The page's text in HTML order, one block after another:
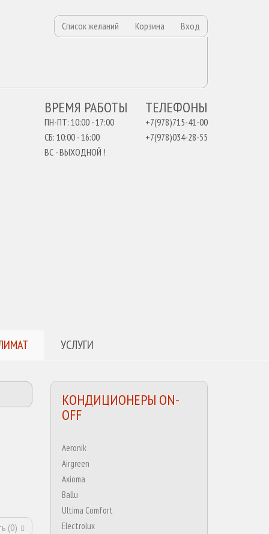
Список желаний Корзина Вход
ТЕЛЕФОНЫ
+7(978)715-41-00
+7(978)034-28-55
ВРЕМЯ РАБОТЫ
ПН-ПТ: 10:00 - 17:00
СБ: 10:00 - 16:00
ВС - ВЫХОДНОЙ !
УСЛУГИ
(0)
КОНДИЦИОНЕРЫ ON-
OFF
Aeronik
Airgreen
Axioma
Ballu
Ultima Comfort
Electrolux